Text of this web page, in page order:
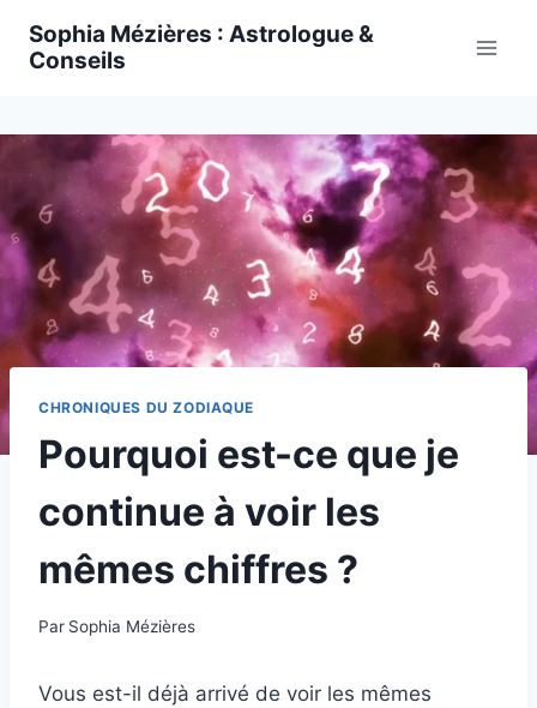
Sophia Mézières : Astrologue &
Conseils
CHRONIQUES DU ZODIAQUE
Pourquoi est-ce que je
continue à voir les
mêmes chiffres ?
Par Sophia Mézières
Vous est-il déjà arrivé de voir les mêmes